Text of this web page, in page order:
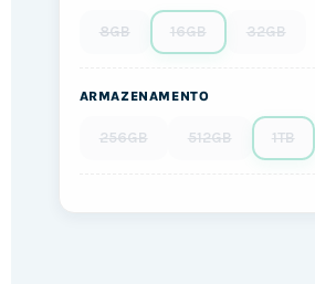
8GB 16GB 32GB
ARMAZENAMENTO
256GB 512GB 1TB